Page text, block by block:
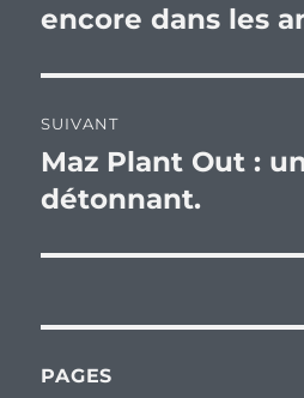
l’article
précédente :
encore dans les
SUIVANT
Publication
suivante :
Maz Plant Out :
détonnant.
PAGES